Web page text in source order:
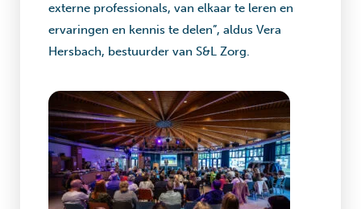
externe professionals, van elkaar te leren en
ervaringen en kennis te delen”, aldus Vera
Hersbach, bestuurder van S&L Zorg.